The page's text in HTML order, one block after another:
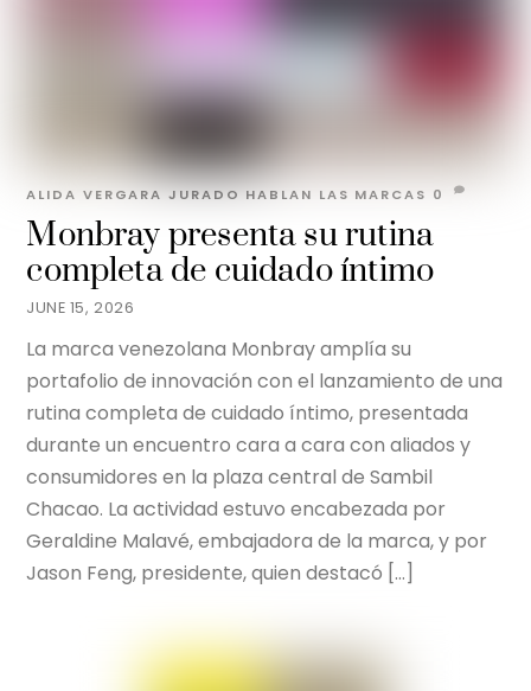
JUNE 15, 2026
Monbray presenta su rutina
completa de cuidado íntimo
ALIDA VERGARA JURADO HABLAN LAS MARCAS 0
La marca venezolana Monbray amplía su
portafolio de innovación con el lanzamiento de una
rutina completa de cuidado íntimo, presentada
durante un encuentro cara a cara con aliados y
consumidores en la plaza central de Sambil
Chacao. La actividad estuvo encabezada por
Geraldine Malavé, embajadora de la marca, y por
Jason Feng, presidente, quien destacó […]